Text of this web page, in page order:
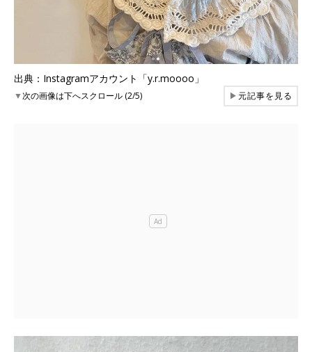
出典：Instagramアカウント「y.r.moooo」
▼次の画像は下へスクロール (2/5) ▶元記事を見る